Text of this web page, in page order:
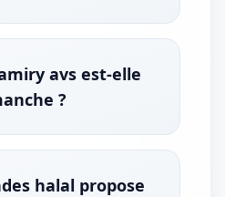
avs est-elle
?
halal propose